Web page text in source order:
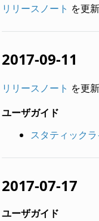
リリースノート を更
2017-09-11
リリースノート を更
ユーザガイド
スタティック
2017-07-17
ユーザガイド